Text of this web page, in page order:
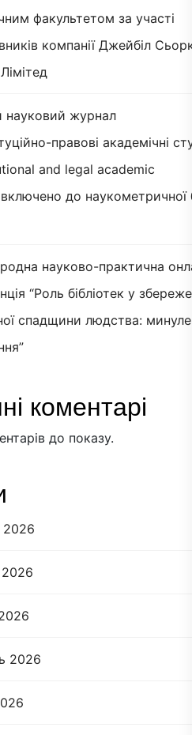
факультетом за участі
компанії Джейбіл
науковий журнал
правові академічні
and legal academic
до наукометричної
науково-практична
“Роль бібліотек у
спадщини людства:
коментарі
до показу.
2026
2026